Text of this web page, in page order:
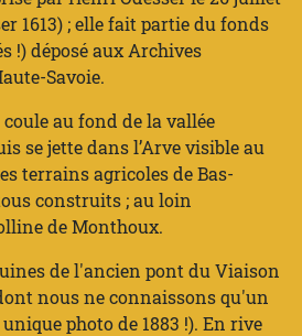
1613) ; elle fait partie du fonds
!) déposé aux Archives
Savoie.
au fond de la vallée
se jette dans l’Arve visible au
terrains agricoles de Bas-
construits ; au loin
de Monthoux.
de l'ancien pont du Viaison
nous ne connaissons qu'un
photo de 1883 !). En rive